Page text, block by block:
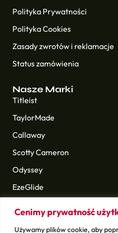
Cenimy prywatność
Używamy plików cookie, aby
Polityka Prywatności
Polityka Cookies
Zasady zwrotów i reklamacje
Status zamówienia
Nasze Marki
Titleist
TaylorMade
Callaway
Scotty Cameron
Odyssey
EzeGlide